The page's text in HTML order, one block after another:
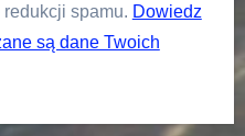
spamu. Dowiedz
są dane Twoich